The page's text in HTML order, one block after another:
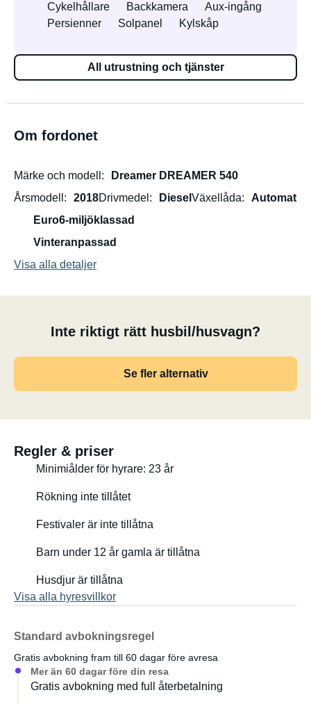
Cykelhållare
Backkamera
Aux-ingång
Persienner
Solpanel Kylskåp
All utrustning och tjänster
Om fordonet
Märke och modell
Dreamer DREAMER 540
Årsmodell
2018Drivmedel Diesel Växellåda
Automat
Euro6-miljöklassad
Vinteranpassad
Visa alla detaljer
Inte riktigt rätt husbil/husvagn?
Se fler alternativ
Regler & priser
Minimiålder för hyrare: 23 år
Rökning inte tillåtet
Festivaler är inte tillåtna
Barn under 12 år gamla är tillåtna
Husdjur är tillåtna
Visa alla hyresvillkor
Standard avbokningsregel
Gratis avbokning fram till 60 dagar före avresa
Mer än 60 dagar före din resa
Gratis avbokning med full återbetalning